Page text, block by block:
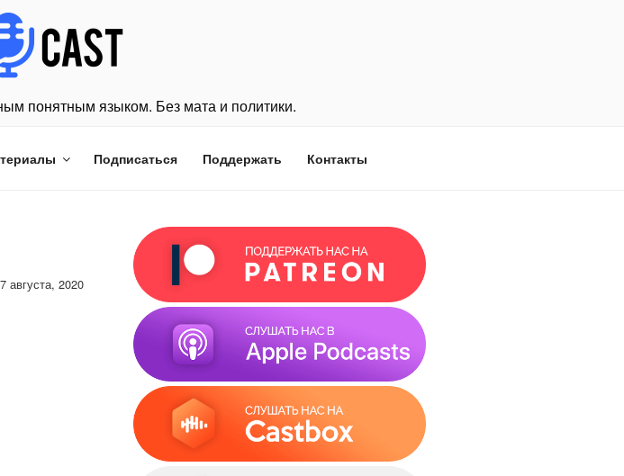
понятным языком. Без мата и политики.
Подписаться Поддержать Контакты
августа, 2020